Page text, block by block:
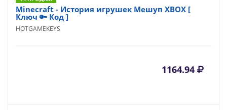
Minecraft - История игрушек Мешуп XBOX [
Ключ 🔑 Код ]
HOTGAMEKEYS
1164.94